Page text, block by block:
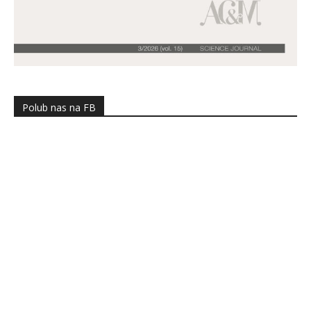
Polub nas na FB